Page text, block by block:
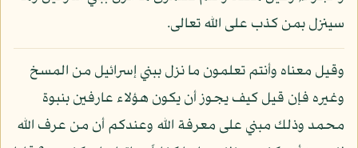
سينزل بمن كذب على الله تعالى.
وقيل معناه وأنتم تعلمون ما نزل ببني إسرائيل من المسخ
وغيره فإن قيل كيف يجوز أن يكون هؤلاء عارفين بنبوة
محمد وذلك مبني على معرفة الله وعندكم أن من عرف الله